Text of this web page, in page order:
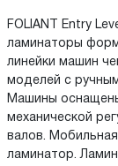
FOLIANT Entry
ламинаторы
линейки машин
моделей с
Машины
механической
валов.
ламинатор.